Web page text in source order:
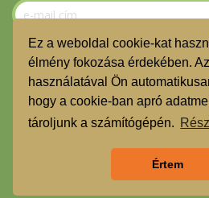
Ez a weboldal cookie-kat
élmény fokozása érdekében.
használatával Ön
hogy a cookie-ban apró
tároljunk a számítógépén.
Értem
Szeretnék feliratkozni a hírlevélre.
© Gerecse Szatyor
ÁSZF
Adatvédelmi
TMR